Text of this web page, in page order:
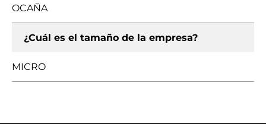
OCAÑA
¿Cuál es el tamaño de la empresa?
MICRO